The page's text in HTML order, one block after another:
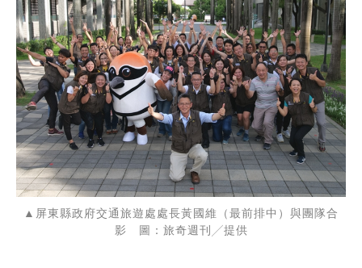
▲屏東縣政府交通旅遊處處長黃國維（最前排中）與團隊合
影 圖：旅奇週刊╱提供